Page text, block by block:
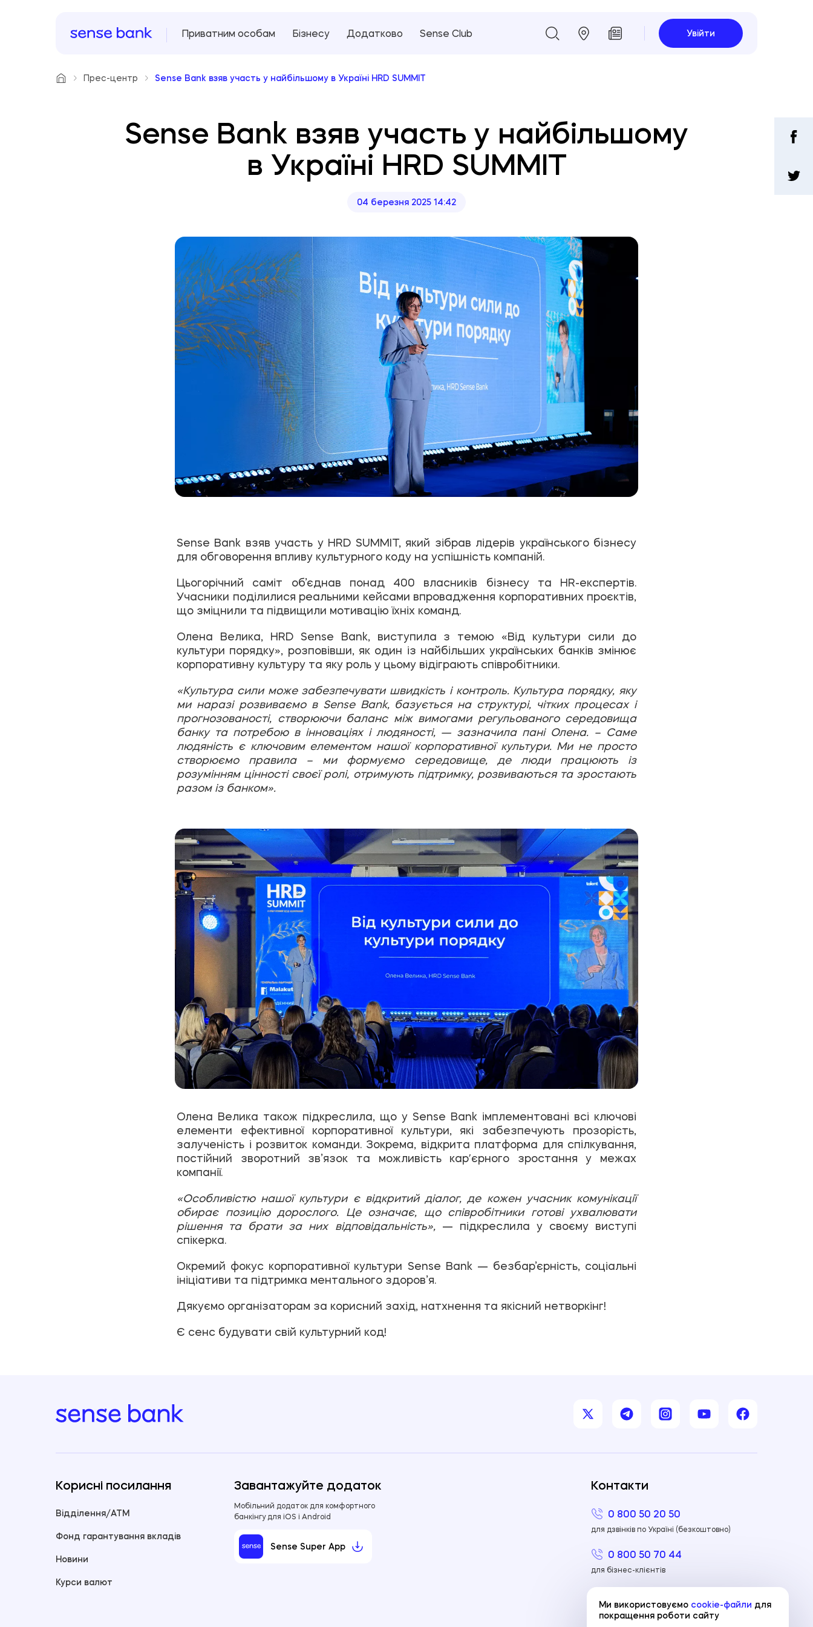
Приватним особам Бізнесу Додатково Sense Club Увійти
Прес-центр Sense Bank взяв участь у найбільшому в Україні HRD SUMMIT
Sense Bank взяв участь у найбільшому
в Україні HRD SUMMIT
04 березня 2025 14:42
Sense Bank взяв участь у HRD SUMMIT, який зібрав лідерів українського бізнесу
для обговорення впливу культурного коду на успішність компаній.
Цьогорічний саміт об’єднав понад 400 власників бізнесу та HR-експертів.
Учасники поділилися реальними кейсами впровадження корпоративних проєктів,
що зміцнили та підвищили мотивацію їхніх команд.
Олена Велика, HRD Sense Bank, виступила з темою «Від культури сили до
культури порядку», розповівши, як один із найбільших українських банків змінює
корпоративну культуру та яку роль у цьому відіграють співробітники.
«Культура сили може забезпечувати швидкість і контроль. Культура порядку, яку
ми наразі розвиваємо в Sense Bank, базується на структурі, чітких процесах і
прогнозованості, створюючи баланс між вимогами регульованого середовища
банку та потребою в інноваціях і людяності, — зазначила пані Олена. – Саме
людяність є ключовим елементом нашої корпоративної культури. Ми не просто
створюємо правила – ми формуємо середовище, де люди працюють із
розумінням цінності своєї ролі, отримують підтримку, розвиваються та зростають
разом із банком».
Олена Велика також підкреслила, що у Sense Bank імплементовані всі ключові
елементи ефективної корпоративної культури, які забезпечують прозорість,
залученість і розвиток команди.Зокрема, відкрита платформа для спілкування,
постійний зворотний зв’язок та можливість карʼєрного зростання у межах
компанії.
«Особливістю нашої культури є відкритий діалог, де кожен учасник комунікації
обирає позицію дорослого. Це означає, що співробітники готові ухвалювати
рішення та брати за них відповідальність», — підкреслила у своєму виступі
спікерка.
Окремий фокус корпоративної культури Sense Bank — безбар’єрність, соціальні
ініціативи та підтримка ментального здоров’я.
Дякуємо організаторам за корисний захід, натхнення та якісний нетворкінг!
Є сенс будувати свій культурний код!
Корисні посилання
Відділення/ATM
Фонд гарантування вкладів
Новини
Курси валют
Завантажуйте додаток
Мобільний додаток для комфортного
банкінгу для iOS і Android
Sense Super App
Контакти
0 800 50 20 50
для дзвінків по Україні (безкоштовно)
0 800 50 70 44
для бізнес-клієнтів
для дзвінків з-за кордону
Ми використовуємо cookie-файли для
покращення роботи сайту